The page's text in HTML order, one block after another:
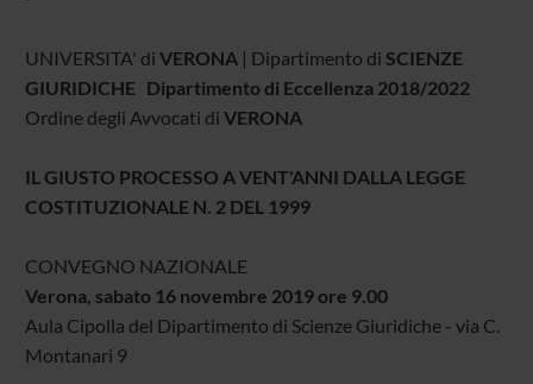
UNIVERSITA' di VERONA| Dipartimento di SCIENZE
GIURIDICHE Dipartimento di Eccellenza 2018/2022
Ordine degli Avvocati di VERONA
IL GIUSTO PROCESSO A VENT'ANNI DALLA LEGGE
COSTITUZIONALE N. 2 DEL 1999
CONVEGNO NAZIONALE
Verona, sabato 16 novembre 2019 ore 9.00
Aula Cipolla del Dipartimento di Scienze Giuridiche - via C.
Montanari 9